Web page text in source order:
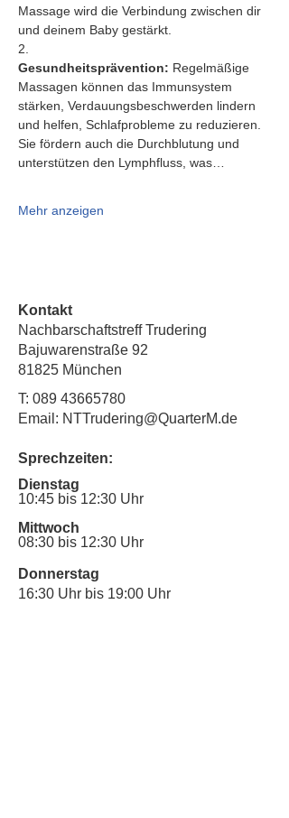
Massage wird die Verbindung zwischen dir
und deinem Baby gestärkt.
2.
Gesundheitsprävention: Regelmäßige
Massagen können das Immunsystem
stärken, Verdauungsbeschwerden lindern
und helfen, Schlafprobleme zu reduzieren.
Sie fördern auch die Durchblutung und
unterstützen den Lymphfluss, was…
Mehr anzeigen
Kontakt
Nachbarschaftstreff Trudering
Bajuwarenstraße 92
81825 München
T: 089 43665780
Email: NTTrudering@QuarterM.de
Sprechzeiten:
Dienstag
10:45 bis 12:30 Uhr
Mittwoch
08:30 bis 12:30 Uhr
Donnerstag
16:30 Uhr bis 19:00 Uhr